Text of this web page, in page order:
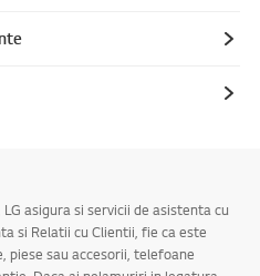
asigura si servicii de asistenta cu
si Relatii cu Clientii, fie ca este
piese sau accesorii, telefoane